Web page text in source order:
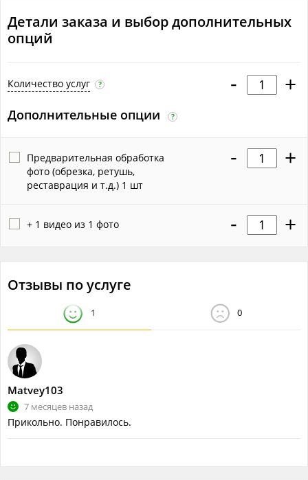
Файлы
foto.jpg
Что понадобится исполнителю
Объём работ в одной услуге
Детали заказа и выбор дополнительных
опций
- +
Количество услуг ?
Дополнительные опции ?
Предварительная обработка
фото (обрезка, ретушь,
реставрация и т.д.) 1 шт
- +
+ 1 видео из 1 фото - +
Отзывы по услуге
1 0
Matvey103
7 месяцев назад
Прикольно. Понравилось.